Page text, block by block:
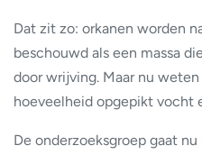
Dat zit zo: orkanen worden
beschouwd als een massa
door wrijving. Maar nu
hoeveelheid opgepikt vocht
De onderzoeksgroep gaat